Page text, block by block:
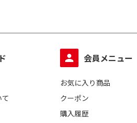
会員メニュー
お気に入り商品
クーポン
購入履歴